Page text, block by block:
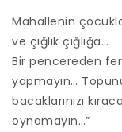
Mahallenin
ve çığlık çığlığa…
Bir pencereden
yapmayın…
bacaklarınızı
oynamayın…”